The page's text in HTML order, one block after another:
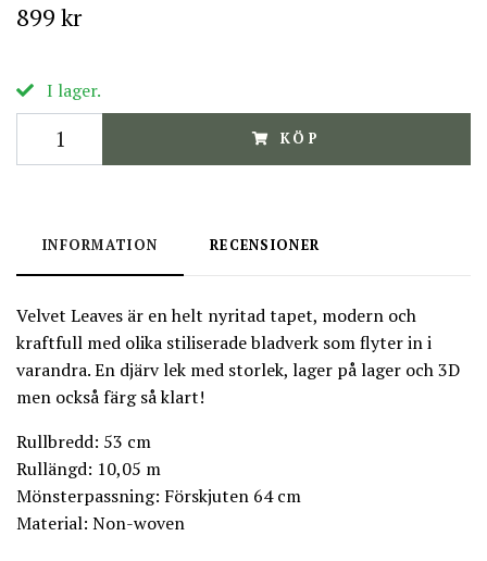
899 kr
I lager.
KÖP
INFORMATION RECENSIONER
Velvet Leaves är en helt nyritad tapet, modern och
kraftfull med olika stiliserade bladverk som flyter in i
varandra. En djärv lek med storlek, lager på lager och 3D
men också färg så klart!
Rullbredd: 53 cm
Rullängd: 10,05 m
Mönsterpassning: Förskjuten 64 cm
Material: Non-woven